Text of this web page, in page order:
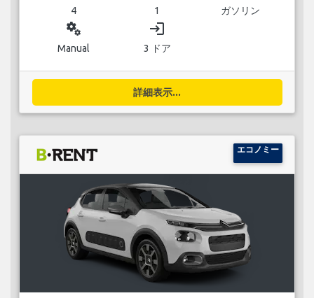
4 1 ガソリン
miscellaneous_services
Manual
login
3 ドア
詳細表示...
エコノミー